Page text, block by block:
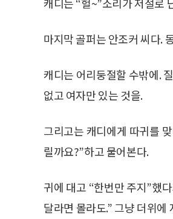
마지막 골퍼는 안조커 씨다.
캐디는 어리둥절할 수밖에.
없고 여자만 있는 것을.
그리고는 캐디에게 따귀를
릴까요?”하고 물어본다.
귀에 대고 “한번만 주지”했
달라면 몰라도.” 그냥 더위